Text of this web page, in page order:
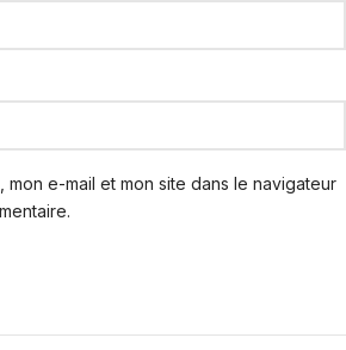
mon e-mail et mon site dans le navigateur